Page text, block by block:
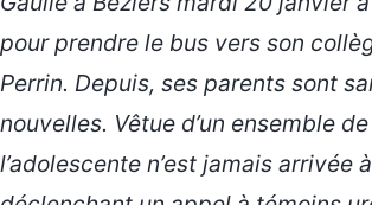
pour prendre le bus vers son
Perrin. Depuis, ses parents sont
nouvelles. Vêtue d’un ensemble
l’adolescente n’est jamais arrivée